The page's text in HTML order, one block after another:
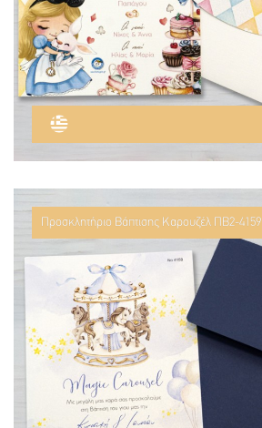
Προσκλητήριο Βάπτισης Καρουζέλ ΠΒ2-4159